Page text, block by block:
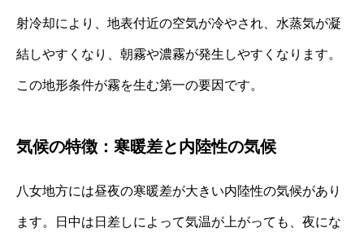
射冷却により、地表付近の空気が冷やされ、水蒸気が凝
結しやすくなり、朝霧や濃霧が発生しやすくなります。
この地形条件が霧を生む第一の要因です。
気候の特徴：寒暖差と内陸性の気候
八女地方には昼夜の寒暖差が大きい内陸性の気候があり
ます。日中は日差しによって気温が上がっても、夜にな